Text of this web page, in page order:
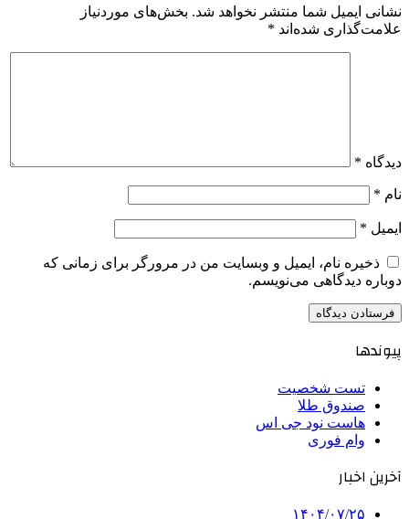
نشانی ایمیل شما منتشر نخواهد شد. بخش‌های موردنیاز
علامت‌گذاری شده‌اند *
دیدگاه *
نام *
ایمیل *
ذخیره نام، ایمیل و وبسایت من در مرورگر برای زمانی که
دوباره دیدگاهی می‌نویسم.
پیوندها
تست شخصیت
صندوق طلا
هاست نود جی اس
وام فوری
آخرین اخبار
۱۴۰۴/۰۷/۲۵